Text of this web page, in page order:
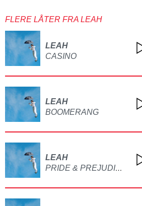
FLERE LÅTER FRA LEAH
LEAH
CASINO
LEAH
BOOMERANG
LEAH
PRIDE & PREJUDICE